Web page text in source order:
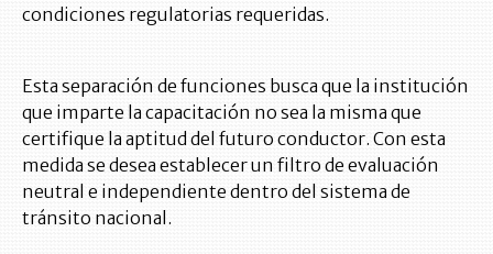
condiciones regulatorias requeridas.
Esta separación de funciones busca que la institución
que imparte la capacitación no sea la misma que
certifique la aptitud del futuro conductor. Con esta
medida se desea establecer un filtro de evaluación
neutral e independiente dentro del sistema de
tránsito nacional.